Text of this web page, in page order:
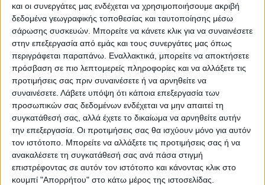
και οι συνεργάτες μας ενδέχεται να χρησιμοποιήσουμε ακριβή
δεδομένα γεωγραφικής τοποθεσίας και ταυτοποίησης μέσω
σάρωσης συσκευών. Μπορείτε να κάνετε κλικ για να συναινέσετε
στην επεξεργασία από εμάς και τους συνεργάτες μας όπως
περιγράφεται παραπάνω. Εναλλακτικά, μπορείτε να αποκτήσετε
πρόσβαση σε πιο λεπτομερείς πληροφορίες και να αλλάξετε τις
προτιμήσεις σας πριν συναινέσετε ή να αρνηθείτε να
συναινέσετε. Λάβετε υπόψη ότι κάποια επεξεργασία των
προσωπικών σας δεδομένων ενδέχεται να μην απαιτεί τη
συγκατάθεσή σας, αλλά έχετε το δικαίωμα να αρνηθείτε αυτήν
την επεξεργασία. Οι προτιμήσεις σας θα ισχύουν μόνο για αυτόν
τον ιστότοπο. Μπορείτε να αλλάξετε τις προτιμήσεις σας ή να
ανακαλέσετε τη συγκατάθεσή σας ανά πάσα στιγμή
επιστρέφοντας σε αυτόν τον ιστότοπο και κάνοντας κλικ στο
κουμπί "Απορρήτου" στο κάτω μέρος της ιστοσελίδας.
ΠΡΟΗΓΟΥΜΕΝΟ ΑΡΘΡΟ
Και με μνημόνια και με...
ανάπτυξη τα νοικοκυριά
κόβουν δαπάνες. Εσείς;
ΕΠΟΜΕΝΟ ΑΡΘΡΟ
Ιδού και το «κατά...
φαντασίαν» πέναλτι του
Κόκκινου
Θεοδόσης Κατσάρας